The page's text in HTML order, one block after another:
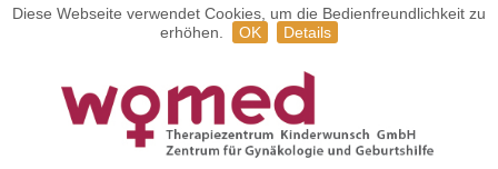
Diese Webseite verwendet Cookies, um die Bedienfreundlichkeit zu
erhöhen.
OK Details